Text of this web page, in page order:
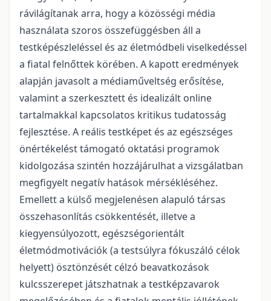
rávilágítanak arra, hogy a közösségi média
használata szoros összefüggésben áll a
testképészleléssel és az életmódbeli viselkedéssel
a fiatal felnőttek körében. A kapott eredmények
alapján javasolt a médiaműveltség erősítése,
valamint a szerkesztett és idealizált online
tartalmakkal kapcsolatos kritikus tudatosság
fejlesztése. A reális testképet és az egészséges
önértékelést támogató oktatási programok
kidolgozása szintén hozzájárulhat a vizsgálatban
megfigyelt negatív hatások mérsékléséhez.
Emellett a külső megjelenésen alapuló társas
összehasonlítás csökkentését, illetve a
kiegyensúlyozott, egészségorientált
életmódmotivációk (a testsúlyra fókuszáló célok
helyett) ösztönzését célzó beavatkozások
kulcsszerepet játszhatnak a testképzavarok